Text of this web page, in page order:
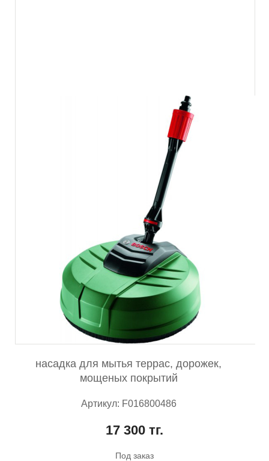
насадка для мытья террас, дорожек,
мощеных покрытий
Артикул: F016800486
17 300 тг.
Под заказ